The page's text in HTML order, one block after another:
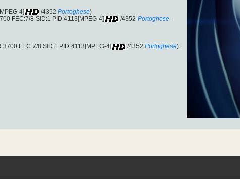
4] /4352 Portoghese)
FEC:7/8 SID:1 PID:4113[MPEG-4] /4352 Portoghese-
FEC:7/8 SID:1 PID:4113[MPEG-4] /4352 Portoghese).